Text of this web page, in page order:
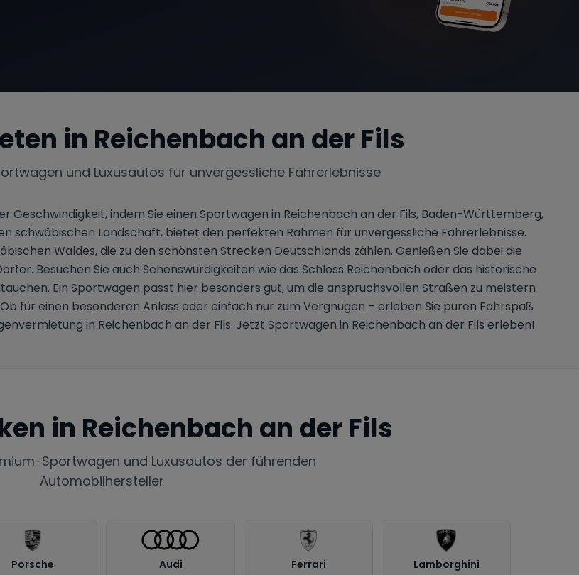
in Reichenbach an der Fils
und Luxusautos für unvergessliche Fahrerlebnisse
Geschwindigkeit, indem Sie einen Sportwagen in Reichenbach an der Fils, Baden-Württemberg,
schwäbischen Landschaft, bietet den perfekten Rahmen für unvergessliche Fahrerlebnisse.
Waldes, die zu den schönsten Strecken Deutschlands zählen. Genießen Sie dabei die
Besuchen Sie auch Sehenswürdigkeiten wie das Schloss Reichenbach oder das historische
Ein Sportwagen passt hier besonders gut, um die anspruchsvollen Straßen zu meistern
für einen besonderen Anlass oder einfach nur zum Vergnügen – erleben Sie puren Fahrspaß
in Reichenbach an der Fils. Jetzt Sportwagen in Reichenbach an der Fils erleben!
in Reichenbach an der Fils
Sportwagen und Luxusautos der führenden
Automobilhersteller
Porsche Audi Ferrari Lamborghini